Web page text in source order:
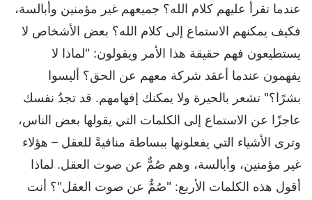
عندما تقرأ عليهم كلام الله؟ جميعهم غير مؤمنين وأبالسة،
فكيف يمكنهم الاستماع إلى كلام الله؟ بعض الأشخاص لا
يستطيعون فهم حقيقة هذا الأمر ويقولون: "لماذا لا
يفهمون عندما أعقد شركة معهم عن الحق؟ أليسوا
بشرًا؟" تشعر بالحيرة ولا يمكنك إفهامهم. قد تجدُ نفسك
عاجزًا عن الاستماع إلى الكلمات التي يقولها بعض الناس،
وترى الأشياء التي يفعلونها ببساطة منافيةً للعقل – هؤلاء
غير مؤمنين، وأبالسة، وهم صُمٌّ عن صوت العقل. لماذا
أقول هذه الكلمات الأربع: "صُمٌّ عن صوت العقل"؟ أنت